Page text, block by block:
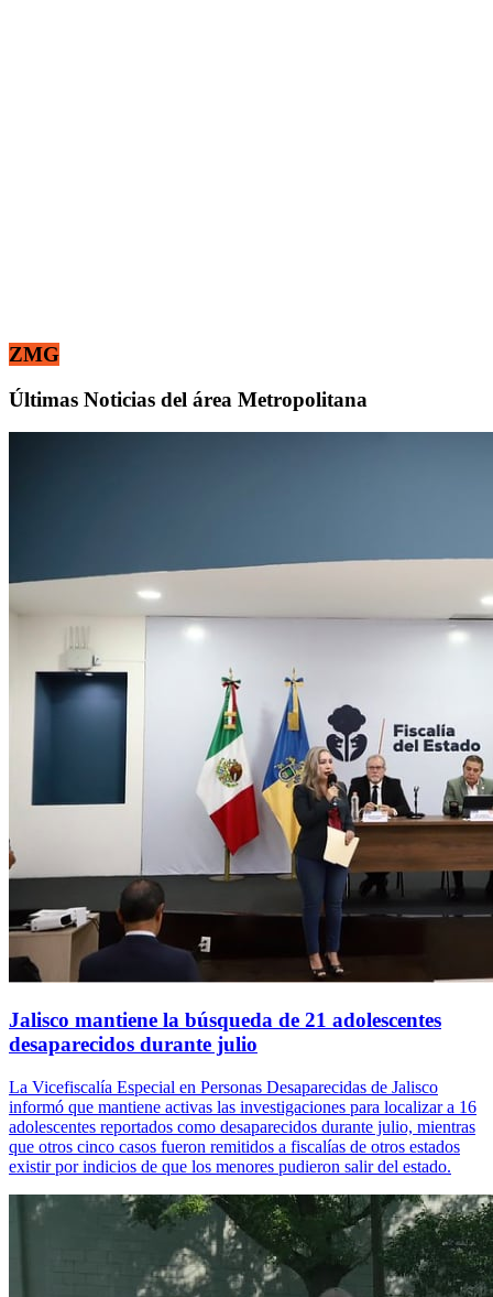
ZMG
Últimas Noticias del área Metropolitana
Jalisco mantiene la búsqueda de 21 adolescentes
desaparecidos durante julio
La Vicefiscalía Especial en Personas Desaparecidas de Jalisco
informó que mantiene activas las investigaciones para localizar a 16
adolescentes reportados como desaparecidos durante julio, mientras
que otros cinco casos fueron remitidos a fiscalías de otros estados
existir por indicios de que los menores pudieron salir del estado.